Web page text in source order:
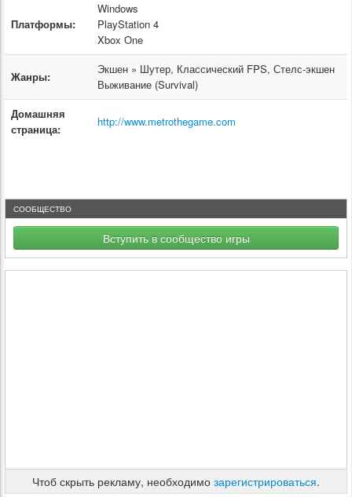
Платформы:
Windows
PlayStation 4
Xbox One
Жанры:
Экшен » Шутер, Классический FPS, Стелс-экшен
Выживание (Survival)
Домашняя
страница:
http://www.metrothegame.com
СООБЩЕСТВО
Вступить в сообщество игры
Чтоб скрыть рекламу, необходимо зарегистрироваться.